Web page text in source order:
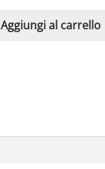
Aggiungi al carrello